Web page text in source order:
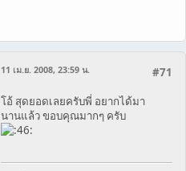
#71
11 เม.ย. 2008, 23:59 น.
โอ้ สุดยอดเลยครับพี่ อยากได้มา
นานแล้ว ขอบคุณมากๆ ครับ